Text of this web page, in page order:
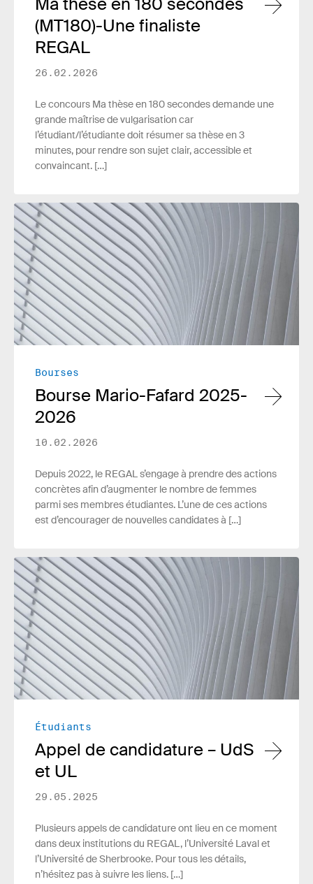
(MT180)-Une finaliste
REGAL
26.02.2026
Le concours Ma thèse en 180 secondes demande une
grande maîtrise de vulgarisation car
l’étudiant/l’étudiante doit résumer sa thèse en 3
minutes, pour rendre son sujet clair, accessible et
convaincant. […]
Lire plus
Bourses
Bourse Mario-Fafard 2025-
2026
10.02.2026
Depuis 2022, le REGAL s’engage à prendre des actions
concrètes afin d’augmenter le nombre de femmes
parmi ses membres étudiantes. L’une de ces actions
est d’encourager de nouvelles candidates à […]
Lire plus
Étudiants
Appel de candidature – UdS
et UL
29.05.2025
Plusieurs appels de candidature ont lieu en ce moment
dans deux institutions du REGAL, l’Université Laval et
l’Université de Sherbrooke. Pour tous les détails,
n’hésitez pas à suivre les liens. […]